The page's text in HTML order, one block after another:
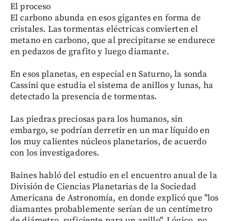
El proceso
El carbono abunda en esos gigantes en forma de
cristales. Las tormentas eléctricas convierten el
metano en carbono, que al precipitarse se endurece
en pedazos de grafito y luego diamante.
En esos planetas, en especial en Saturno, la sonda
Cassini que estudia el sistema de anillos y lunas, ha
detectado la presencia de tormentas.
Las piedras preciosas para los humanos, sin
embargo, se podrían derretir en un mar líquido en
los muy calientes núcleos planetarios, de acuerdo
con los investigadores.
Baines habló del estudio en el encuentro anual de la
División de Ciencias Planetarias de la Sociedad
Americana de Astronomía, en donde explicó que "los
diamantes probablemente serían de un centímetro